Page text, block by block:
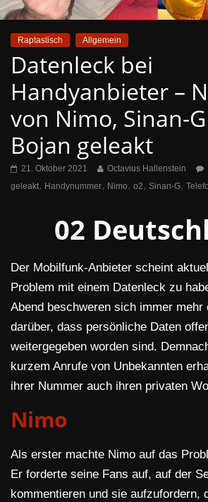
Raptastisch Allgemein
Datenleck bei
Handyanbieter –
von Nimo, Sinan-
Bojan geleakt
21. Oktober 2021 Octavius Hallenstein
geleakt, Handynummer, Nimo, o2, Sinan-G,
02
Der Mobilfunk-Anbieter scheint
Problem mit einem Datenleck zu
Abend beschweren sich immer mehr
darüber, dass persönliche Daten
weitergegeben worden sind.
kurzem Anrufe von Unbekannten
ihrer Nummer auch ihren privaten
Nimo
Als erster machte Nimo auf das
Er forderte seine Fans auf, auf der
kommentieren und sie aufzufordern,